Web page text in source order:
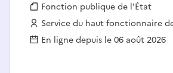
Fonction publique :
Fonction publique de l'État
Employeur :
Service du haut fonctionnaire
En ligne depuis le 06 août 2026